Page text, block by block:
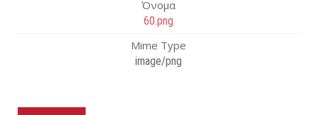
Όνομα
60.png
Mime Type
image/png